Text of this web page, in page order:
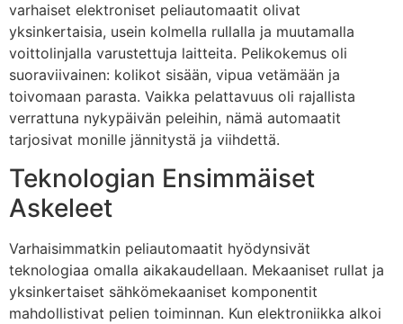
varhaiset elektroniset peliautomaatit olivat
yksinkertaisia, usein kolmella rullalla ja muutamalla
voittolinjalla varustettuja laitteita. Pelikokemus oli
suoraviivainen: kolikot sisään, vipua vetämään ja
toivomaan parasta. Vaikka pelattavuus oli rajallista
verrattuna nykypäivän peleihin, nämä automaatit
tarjosivat monille jännitystä ja viihdettä.
Teknologian Ensimmäiset
Askeleet
Varhaisimmatkin peliautomaatit hyödynsivät
teknologiaa omalla aikakaudellaan. Mekaaniset rullat ja
yksinkertaiset sähkömekaaniset komponentit
mahdollistivat pelien toiminnan. Kun elektroniikka alkoi